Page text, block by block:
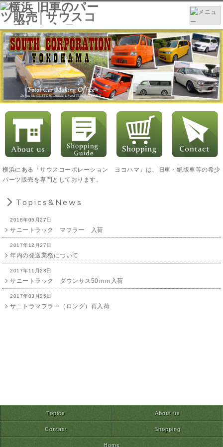
横浜にある「サウスコーポレーション ヨコハマ」は、旧車・絶版車等の希少
パーツ販売を専門としております。
Topics&News
2018年05月27日
サニートラック マフラー 入荷
2017年12月27日
年内の発送業務について
2017年11月23日
サニートラック ダウンサス50ｍｍ入荷
2017年03月26日
サニトラマフラー（ロング）再入荷
ダウンサス50mmダウン 入荷について
2016年09月26日
シートカバー（サニトラ用）再販について
Topics About us
Contact Shopping
Home